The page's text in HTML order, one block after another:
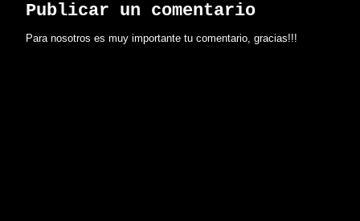
Publicar un comentario
Para nosotros es muy importante tu comentario, gracias!!!